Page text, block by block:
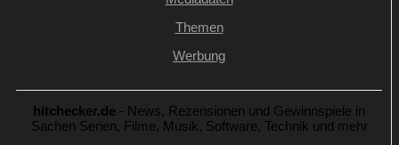
Themen
Werbung
hitchecker.de - News, Rezensionen und Gewinnspiele in
Sachen Serien, Filme, Musik, Software, Technik und mehr